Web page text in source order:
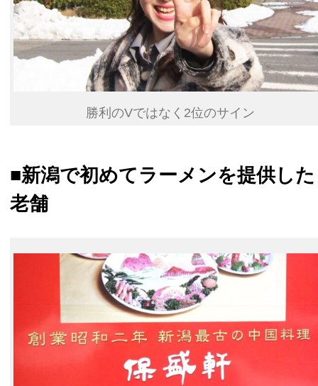
勝利のVではなく2位のサイン
■新潟で初めてラーメンを提供した
老舗